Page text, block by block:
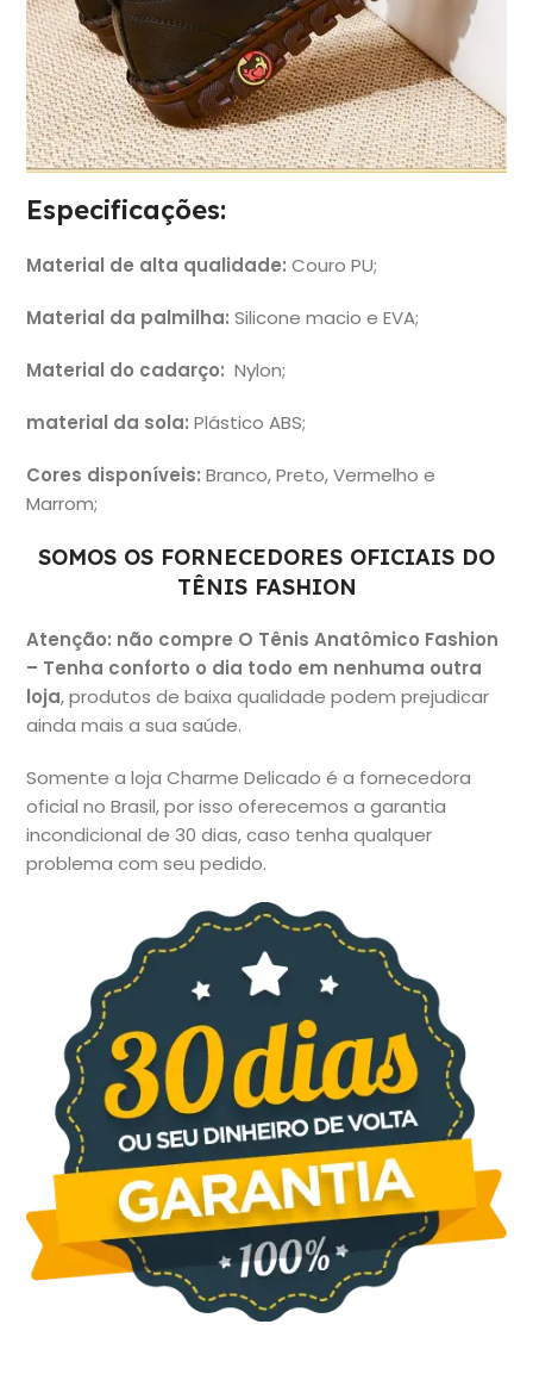
Especificações:
Material de alta qualidade: Couro PU;
Material da palmilha: Silicone macio e EVA;
Material do cadarço: Nylon;
material da sola: Plástico ABS;
Cores disponíveis: Branco, Preto, Vermelho e
Marrom;
SOMOS OS FORNECEDORES OFICIAIS DO
TÊNIS FASHION
Atenção: não compre O Tênis Anatômico Fashion
– Tenha conforto o dia todo em nenhuma outra
loja, produtos de baixa qualidade podem prejudicar
ainda mais a sua saúde.
Somente a loja Charme Delicado é a fornecedora
oficial no Brasil, por isso oferecemos a garantia
incondicional de 30 dias, caso tenha qualquer
problema com seu pedido.